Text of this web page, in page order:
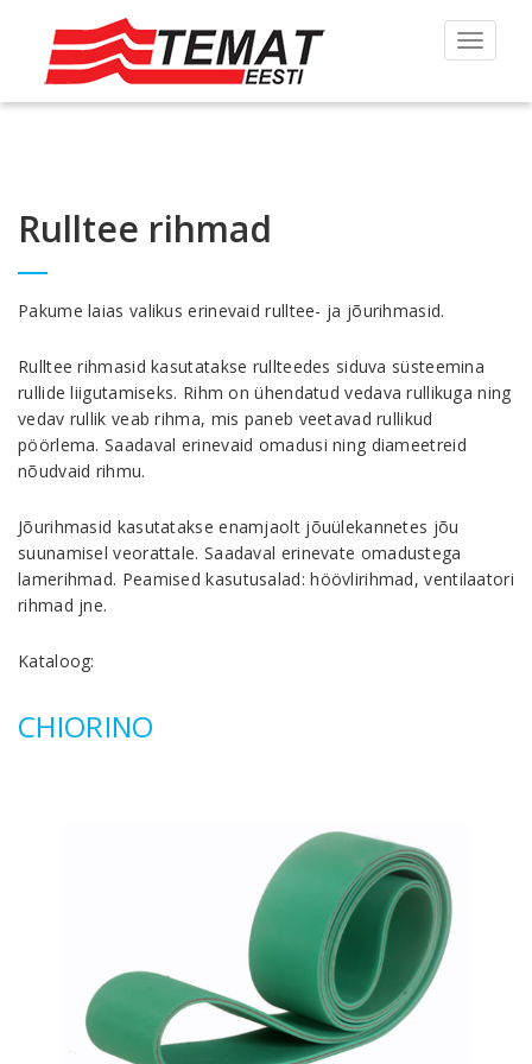
Toggle
Rulltee rihmad
Pakume laias valikus erinevaid rulltee- ja jõurihmasid.
Rulltee rihmasid kasutatakse rullteedes siduva süsteemina
rullide liigutamiseks. Rihm on ühendatud vedava rullikuga ning
vedav rullik veab rihma, mis paneb veetavad rullikud
pöörlema. Saadaval erinevaid omadusi ning diameetreid
nõudvaid rihmu.
Jõurihmasid kasutatakse enamjaolt jõuülekannetes jõu
suunamisel veorattale. Saadaval erinevate omadustega
lamerihmad. Peamised kasutusalad: höövlirihmad, ventilaatori
rihmad jne.
Kataloog:
CHIORINO